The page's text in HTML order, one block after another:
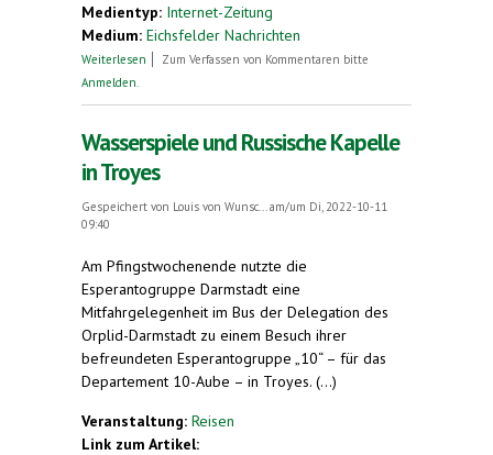
Medientyp: Internet-Zeitung
Medium: Eichsfelder Nachrichten
Weiterlesen über Exkursion nach Herzberg am Harz
Zum Verfassen von Kommentaren bitte
Anmelden
Wasserspiele und Russische Kapelle
in Troyes
Gespeichert von Louis von Wunsc...
am/um Di, 2022-10-11
09:40
Am Pfingstwochenende nutzte die
Esperantogruppe Darmstadt eine
Mitfahrgelegenheit im Bus der Delegation des
Orplid-Darmstadt zu einem Besuch ihrer
befreundeten Esperantogruppe „10“ – für das
Departement 10-Aube – in Troyes. (...)
Veranstaltung: Reisen
Link zum Artikel: